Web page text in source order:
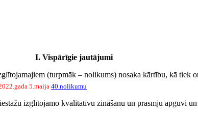
I. Vispārīgie jautājumi
(turpmāk – nolikums) nosaka kārtību, kā tiek
5.maija40.nolikumu
izglītojamo kvalitatīvu zināšanu un prasmju apguvi